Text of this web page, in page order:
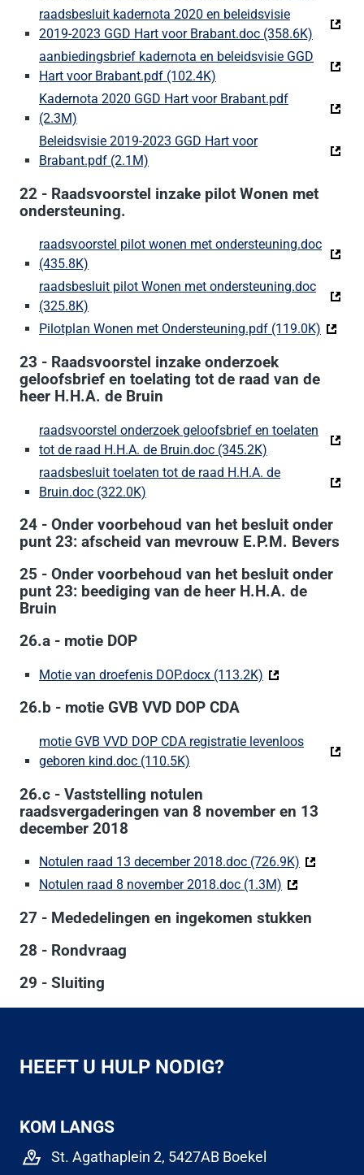
raadsbesluit kadernota 2020 en beleidsvisie
2019-2023 GGD Hart voor Brabant.doc (358.6K) (Deze
aanbiedingsbrief kadernota en beleidsvisie GGD
Hart voor Brabant.pdf (102.4K) (Deze link gaat naar een
Kadernota 2020 GGD Hart voor Brabant.pdf
(2.3M)
Beleidsvisie 2019-2023 GGD Hart voor
Brabant.pdf (2.1M) (Deze link gaat naar een externe
22 - Raadsvoorstel inzake pilot Wonen met
ondersteuning.
raadsvoorstel pilot wonen met ondersteuning.doc
(435.8K)
raadsbesluit pilot Wonen met ondersteuning.doc
(325.8K)
Pilotplan Wonen met Ondersteuning.pdf (119.0K) (Deze
23 - Raadsvoorstel inzake onderzoek
geloofsbrief en toelating tot de raad van de
heer H.H.A. de Bruin
raadsvoorstel onderzoek geloofsbrief en toelaten
tot de raad H.H.A. de Bruin.doc (345.2K) (Deze link gaat
raadsbesluit toelaten tot de raad H.H.A. de
Bruin.doc (322.0K) (Deze link gaat naar een externe
24 - Onder voorbehoud van het besluit onder
punt 23: afscheid van mevrouw E.P.M. Bevers
25 - Onder voorbehoud van het besluit onder
punt 23: beediging van de heer H.H.A. de
Bruin
26.a - motie DOP
Motie van droefenis DOP.docx (113.2K) (Deze link gaat
26.b - motie GVB VVD DOP CDA
motie GVB VVD DOP CDA registratie levenloos
geboren kind.doc (110.5K) (Deze link gaat naar een
26.c - Vaststelling notulen
raadsvergaderingen van 8 november en 13
december 2018
Notulen raad 13 december 2018.doc (726.9K) (Deze
Notulen raad 8 november 2018.doc (1.3M) (Deze link
27 - Mededelingen en ingekomen stukken
28 - Rondvraag
29 - Sluiting
HEEFT U HULP NODIG?
KOM LANGS
St. Agathaplein 2, 5427AB Boekel